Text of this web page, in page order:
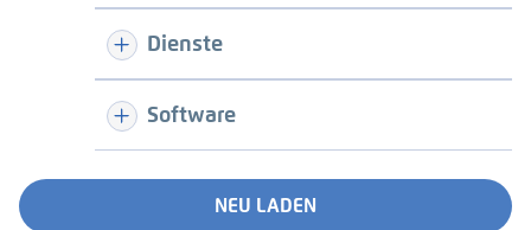
Dienste
Software
NEU LADEN